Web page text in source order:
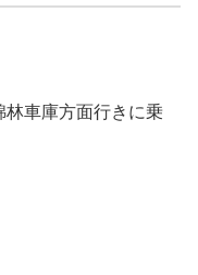
林車庫方面行きに乗